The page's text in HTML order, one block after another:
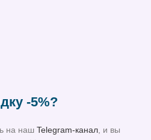
-5%?
на наш Telegram-канал , и вы